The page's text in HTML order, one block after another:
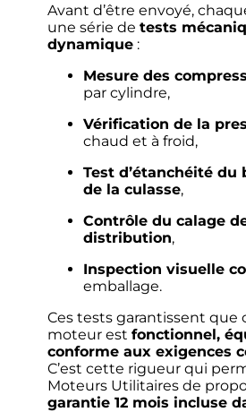
Avant d’être envoyé,
une série de tests
dynamique :
Mesure des
par cylindre,
Vérification de la
chaud et à froid,
Test d’étanchéité
de la culasse,
Contrôle du calage
distribution,
Inspection visuelle
emballage.
Ces tests garantissent que
moteur est fonctionnel,
conforme aux exigences
C’est cette rigueur qui
Moteurs Utilitaires de
garantie 12 mois incluse